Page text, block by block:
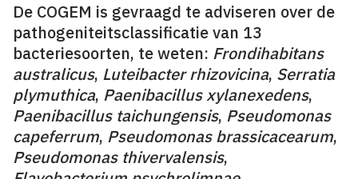
De COGEM is gevraagd te adviseren over de
pathogeniteitsclassificatie van 13
bacteriesoorten, te weten: Frondihabitans
australicus, Luteibacter rhizovicina, Serratia
plymuthica, Paenibacillus xylanexedens,
Paenibacillus taichungensis, Pseudomonas
capeferrum, Pseudomonas brassicacearum,
Pseudomonas thivervalensis,